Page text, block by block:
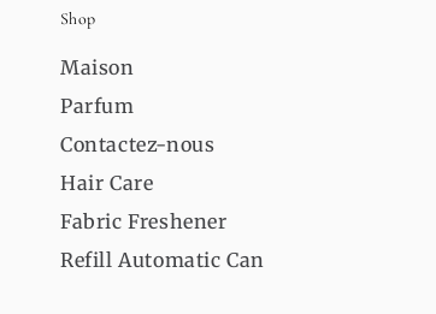
Shop
Maison
Parfum
Contactez-nous
Hair Care
Fabric Freshener
Refill Automatic Can